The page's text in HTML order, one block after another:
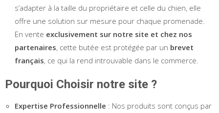
s’adapter à la taille du propriétaire et celle du chien, elle
offre une solution sur mesure pour chaque promenade.
En vente exclusivement sur notre site et chez nos
partenaires, cette butée est protégée par un brevet
français, ce qui la rend introuvable dans le commerce.
Pourquoi Choisir notre site ?
Expertise Professionnelle : Nos produits sont conçus par